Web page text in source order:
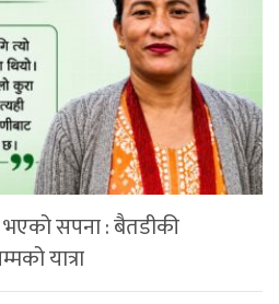
सपना : बैतडीकी
यात्रा